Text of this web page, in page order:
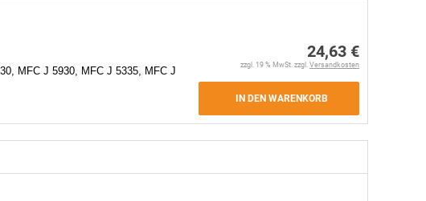
MFC J 5930, MFC J 5335, MFC J
24,63 €
zzgl. 19 % MwSt. zzgl. Versandkosten
IN DEN WARENKORB